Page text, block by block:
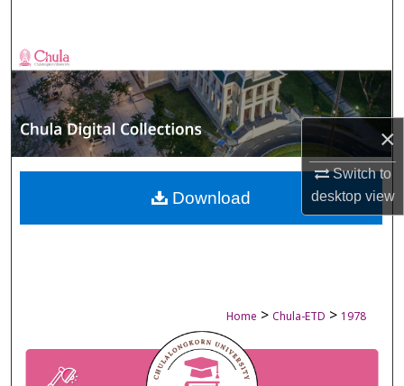
×
Switch to
desktopview
Browse Collections
My Account
About
Digital Commons Network™
Home > Chula-ETD > 1978
Download